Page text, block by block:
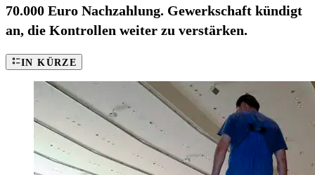
70.000 Euro Nachzahlung. Gewerkschaft kündigt
an, die Kontrollen weiter zu verstärken.
IN KÜRZE